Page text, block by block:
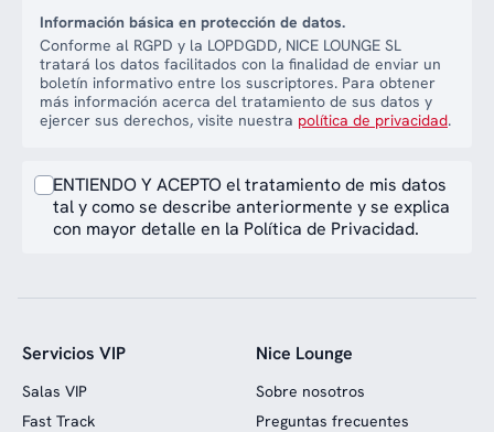
Información básica en protección de datos.
Conforme al RGPD y la LOPDGDD, NICE LOUNGE SL
tratará los datos facilitados con la finalidad de enviar un
boletín informativo entre los suscriptores. Para obtener
más información acerca del tratamiento de sus datos y
ejercer sus derechos, visite nuestra política de privacidad.
ENTIENDO Y ACEPTO el tratamiento de mis datos
tal y como se describe anteriormente y se explica
con mayor detalle en la Política de Privacidad.
Servicios VIP
Salas VIP
Fast Track
Nice Lounge
Sobre nosotros
Preguntas frecuentes